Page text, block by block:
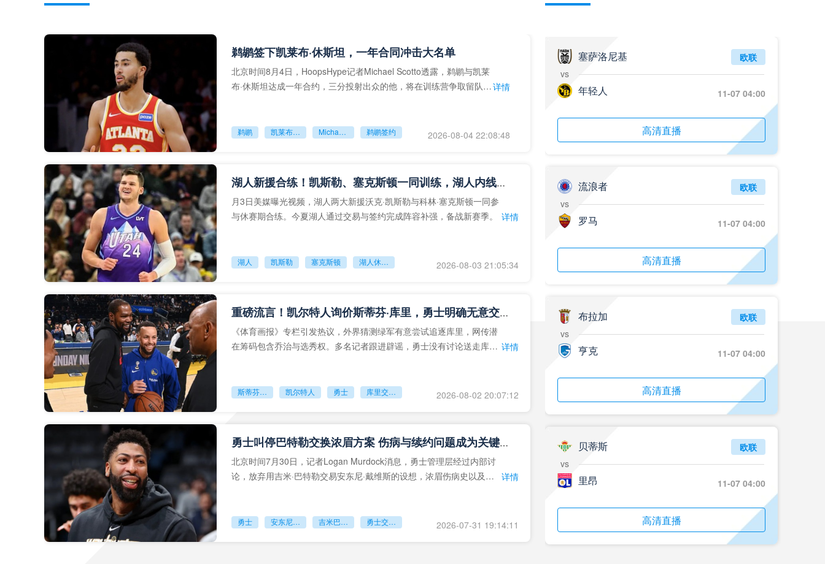
标签
标签
比赛录像
07月26日 中国澳门千叶_全场录像回放
标签
比赛录像
标签
足球
标签
比赛录像
07月26日 佛山维京_全场录像回放
标签
比赛录像
标签
比赛集锦 多特蒙德
标签
比赛集锦
标签
07月25日 云东海街道_全场录像回放
标签
比赛录像 足球
标签
比赛录像
07月25日 藝品高國際_全场录像回放
07月25日 大塘控股_全场录像回放
鹈鹕签下凯莱布·休斯坦，一年合同冲击大名单
北京时间8月4日，HoopsHype记者Michael Scotto透露，鹈鹕与凯莱
布·休斯坦达成一年合约，三分投射出众的他，将在训练营争取留队机详情
鹈鹕 凯莱布‑休斯坦 Michael Scotto 鹈鹕签约 2026-08-04 22:08:48
湖人新援合练！凯斯勒、塞克斯顿一同训练，湖人内线补强成型
月3日美媒曝光视频，湖人两大新援沃克·凯斯勒与科林·塞克斯顿一同参
与休赛期合练。今夏湖人通过交易与签约完成阵容补强，备战新赛季。
详情
湖人 凯斯勒 塞克斯顿 湖人休赛期引援 2026-08-03 21:05:34
重磅流言！凯尔特人询价斯蒂芬·库里，勇士明确无意交易队魂
《体育画报》专栏引发热议，外界猜测绿军有意尝试追逐库里，网传潜
在筹码包含乔治与选秀权。多名记者跟进辟谣，勇士没有讨论送走库里 详情
斯蒂芬库里 凯尔特人 勇士 库里交易传闻 2026-08-02 20:07:12
勇士叫停巴特勒交换浓眉方案 伤病与续约问题成为关键阻碍
北京时间7月30日，记者Logan Murdock消息，勇士管理层经过内部讨
论，放弃用吉米·巴特勒交易安东尼·戴维斯的设想，浓眉伤病史以及续
详情
勇士 安东尼戴维斯 吉米巴特勒 勇士交易浓眉 2026-07-31 19:14:11
塞萨洛尼基
vs
年轻人
欧联
11-07 04:00
高清直播
流浪者
vs
罗马
欧联
11-07 04:00
高清直播
布拉加
vs
亨克
欧联
11-07 04:00
高清直播
贝蒂斯
vs
里昂
欧联
11-07 04:00
高清直播